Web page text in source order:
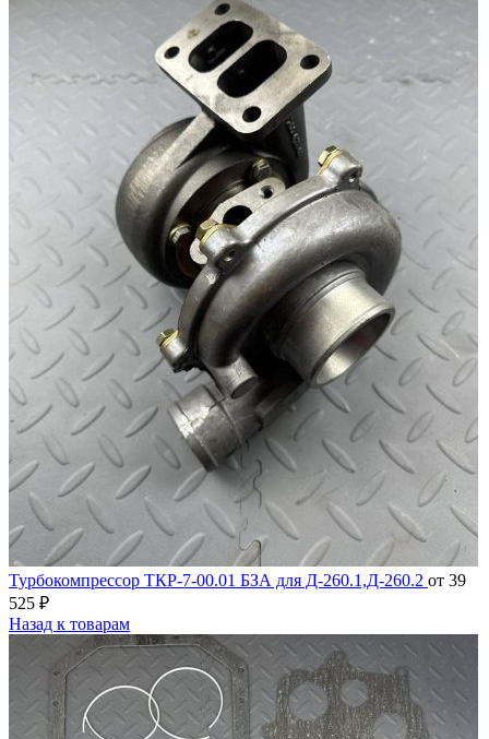
Турбокомпрессор ТКР-7-00.01 БЗА для Д-260.1,Д-260.2 от 39
525 ₽
Назад к товарам